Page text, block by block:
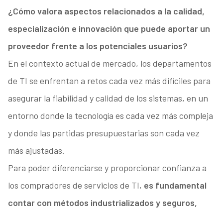
¿Cómo valora aspectos relacionados a la calidad,
especialización e innovación que puede aportar un
proveedor frente a los potenciales usuarios?
En el contexto actual de mercado, los departamentos
de TI se enfrentan a retos cada vez más difíciles para
asegurar la fiabilidad y calidad de los sistemas, en un
entorno donde la tecnología es cada vez más compleja
y donde las partidas presupuestarias son cada vez
más ajustadas.
Para poder diferenciarse y proporcionar confianza a
los compradores de servicios de TI, es fundamental
contar con métodos industrializados y seguros,